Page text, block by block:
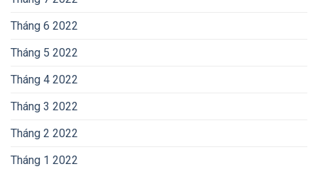
Tháng 6 2022
Tháng 5 2022
Tháng 4 2022
Tháng 3 2022
Tháng 2 2022
Tháng 1 2022